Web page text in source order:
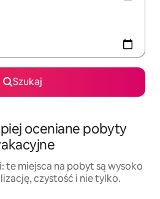
Szukaj
oceniane pobyty
te miejsca na pobyt są wysoko
czystość i nie tylko.